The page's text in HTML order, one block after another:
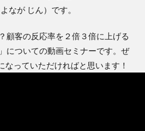
なが じん）です。
顧客の反応率を２倍３倍に上げる
についての動画セミナーです。ぜ
っていただければと思います！